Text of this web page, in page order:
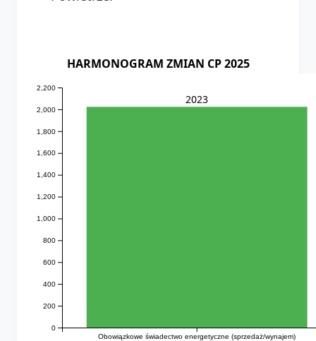
HARMONOGRAM ZMIAN CP 2025
Obowiązkowe świadectwo energetyczne (sprzedaż/wynajem)
0
200
400
600
800
1,000
1,200
1,400
1,600
1,800
2,000
2,200
2023